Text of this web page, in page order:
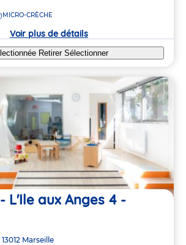
MICRO-CRÈCHE
Voir plus de détails
Retirer Sélectionner
L'Ile aux Anges 4 -
13012 Marseille